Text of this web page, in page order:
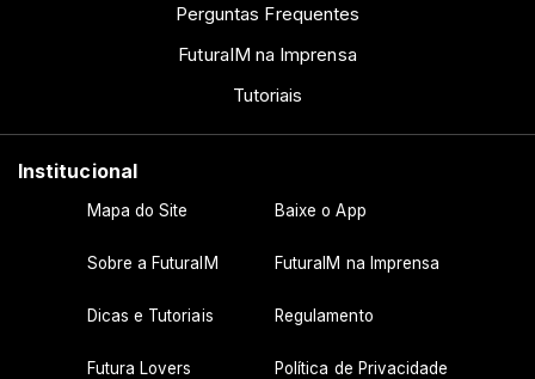
Perguntas Frequentes
FuturaIM na Imprensa
Tutoriais
Institucional
Mapa do Site Baixe o App
Sobre a FuturaIM FuturaIM na Imprensa
Dicas e Tutoriais Regulamento
Futura Lovers Política de Privacidade